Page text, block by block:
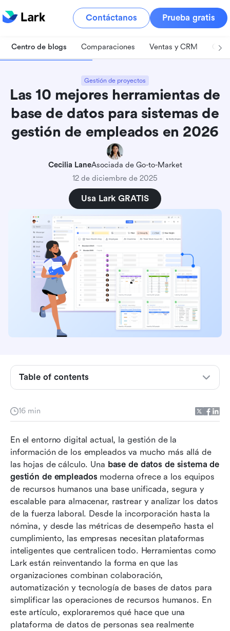
Contáctanos Prueba gratis
Centro de blogs Comparaciones Ventas y CRM
Gestión de proyectos
Las 10 mejores herramientas de
base de datos para sistemas de
gestión de empleados en 2026
Cecilia LaneAsociada de Go-to-Market
12 de diciembre de 2025
Usa Lark GRATIS
16 min
En el entorno digital actual, la gestión de la
información de los empleados va mucho más allá de
las hojas de cálculo. Una base de datos de sistema de
gestión de empleados moderna ofrece a los equipos
de recursos humanos una base unificada, segura y
escalable para almacenar, rastrear y analizar los datos
de la fuerza laboral. Desde la incorporación hasta la
nómina, y desde las métricas de desempeño hasta el
cumplimiento, las empresas necesitan plataformas
inteligentes que centralicen todo. Herramientas como
Lark están reinventando la forma en que las
organizaciones combinan colaboración,
automatización y tecnología de bases de datos para
simplificar las operaciones de recursos humanos. En
este artículo, exploraremos qué hace que una
plataforma de datos de personas sea realmente
Table of contents
herramientas
¿Qué es una base de datos de un sistema de
Características clave a buscar en una base de
Las 10 mejores herramientas de bases de datos
para sistemas de gestión de empleados en
2026
Beneficios de adoptar una base de datos
robusta para la gestión de empleados
Seguridad y gestión de datos en las bases de
datos del sistema de gestión de empleados
Cómo elegir la mejor base de datos para el
sistema de gestión de empleados de su
organización
Tendencias futuras en las bases de datos de
sistemas de gestión de empleados